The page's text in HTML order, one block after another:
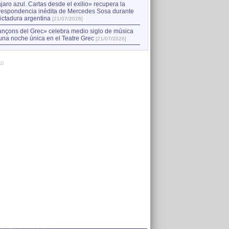
azul. Cartas desde el exilio» recupera la
inédita de Mercedes Sosa durante
argentina [21/07/2026]
del Grec» celebra medio siglo de música
noche única en el Teatre Grec [21/07/2026]